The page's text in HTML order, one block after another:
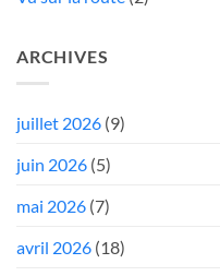
ARCHIVES
juillet 2026 (9)
juin 2026 (5)
mai 2026 (7)
avril 2026 (18)